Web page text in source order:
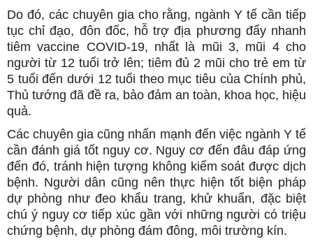
Do đó, các chuyên gia cho rằng, ngành Y tế cần tiếp
tục chỉ đạo, đôn đốc, hỗ trợ địa phương đẩy nhanh
tiêm vaccine COVID-19, nhất là mũi 3, mũi 4 cho
người từ 12 tuổi trở lên; tiêm đủ 2 mũi cho trẻ em từ
5 tuổi đến dưới 12 tuổi theo mục tiêu của Chính phủ,
Thủ tướng đã đề ra, bảo đảm an toàn, khoa học, hiệu
quả.
Các chuyên gia cũng nhấn mạnh đến việc ngành Y tế
cần đánh giá tốt nguy cơ. Nguy cơ đến đâu đáp ứng
đến đó, tránh hiện tượng không kiểm soát được dịch
bệnh. Người dân cũng nên thực hiện tốt biện pháp
dự phòng như đeo khẩu trang, khử khuẩn, đặc biệt
chú ý nguy cơ tiếp xúc gần với những người có triệu
chứng bệnh, dự phòng đám đông, môi trường kín.